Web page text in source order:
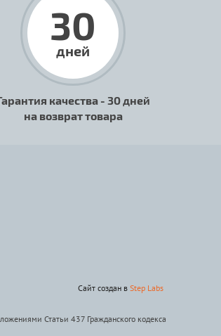
30
дней
качества - 30 дней
на возврат товара
Сайт создан в Step Labs
Статьи 437 Гражданского кодекса